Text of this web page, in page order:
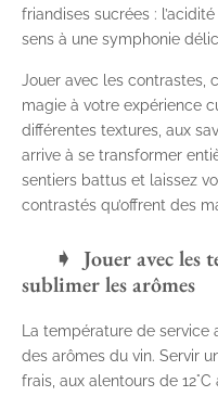
friandises sucrées :
sens à une symphonie
Jouer avec les contrastes,
magie à votre expérience
différentes textures, aux
arrive à se transformer
sentiers battus et laissez
contrastés qu’offrent des
Jouer avec les
sublimer les arômes
La température de
des arômes du vin. Servir
frais, aux alentours de